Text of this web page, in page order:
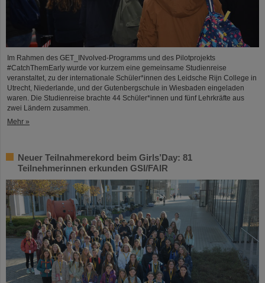
Im Rahmen des GET_INvolved-Programms und des Pilotprojekts
#CatchThemEarly wurde vor kurzem eine gemeinsame Studienreise
veranstaltet, zu der internationale Schüler*innen des Leidsche Rijn College in
Utrecht, Niederlande, und der Gutenbergschule in Wiesbaden eingeladen
waren. Die Studienreise brachte 44 Schüler*innen und fünf Lehrkräfte aus
zwei Ländern zusammen.
Mehr »
Neuer Teilnahmerekord beim Girls’Day: 81
Teilnehmerinnen erkunden GSI/FAIR